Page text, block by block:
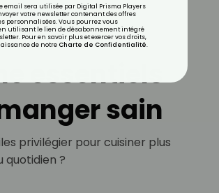
de
essentiels
sain
privilégier pour cuisiner plus
quotidien ?
email sera utilisée par Digital Prisma Players
votre newsletter contenant des offres
personnalisées. Vous pourrez vous
utilisant le lien de désabonnement intégré
Pour en savoir plus et exercer vos droits,
de notre Charte de Confidentialité.